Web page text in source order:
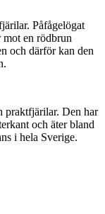
Påfågelögat
en rödbrun
och därför kan den
praktfjärilar. Den har
och äter bland
i hela Sverige.